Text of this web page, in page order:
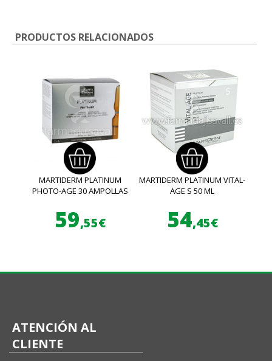
PRODUCTOS RELACIONADOS
MARTIDERM PLATINUM
PHOTO-AGE 30 AMPOLLAS
59,55€
MARTIDERM PLATINUM VITAL-
AGE S 50 ML
54,45€
ATENCIÓN AL
CLIENTE